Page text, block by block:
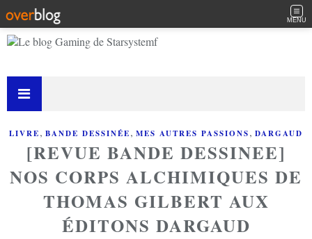
MENU
LIVRE, BANDE DESSINÉE, MES AUTRES PASSIONS, DARGAUD
[REVUE BANDE DESSINEE]
NOS CORPS ALCHIMIQUES DE
THOMAS GILBERT AUX
ÉDITONS DARGAUD